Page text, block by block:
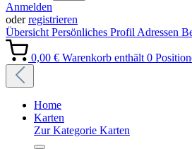
Anmelden
oderregistrieren
Übersicht Persönliches Profil Adressen
0,00 € Warenkorb enthält 0
Home
Karten
Zur Kategorie Karten